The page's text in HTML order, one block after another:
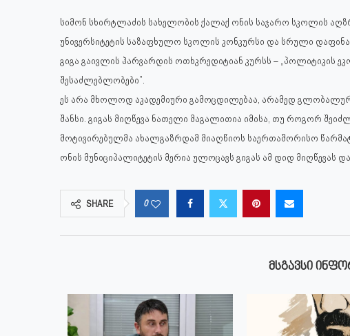
სიმონ სხირტლაძის სახელობის ქალაქ ონის საჯარო სკოლის
უნივერსიტეტის საზაფხულო სკოლის კონკურსი და სრული
გიგა გაივლის ჰარვარდის ოთხკრედიტიან კურსს – „პოლიტიკის
შესაძლებლობები”.
ეს არა მხოლოდ აკადემიური გამოცდილებაა, არამედ
შანსი. გიგას მიღწევა ნათელი მაგალითია იმისა, თუ როგორ
მოტივირებულმა ახალგაზრდამ მიაღწიოს საერთაშორისო
ონის მუნიციპალიტეტის მერია ულოცავს გიგას ამ დიდ მიღწევას და
SHARE 0
ᲛᲡᲒᲐᲕᲡᲘ